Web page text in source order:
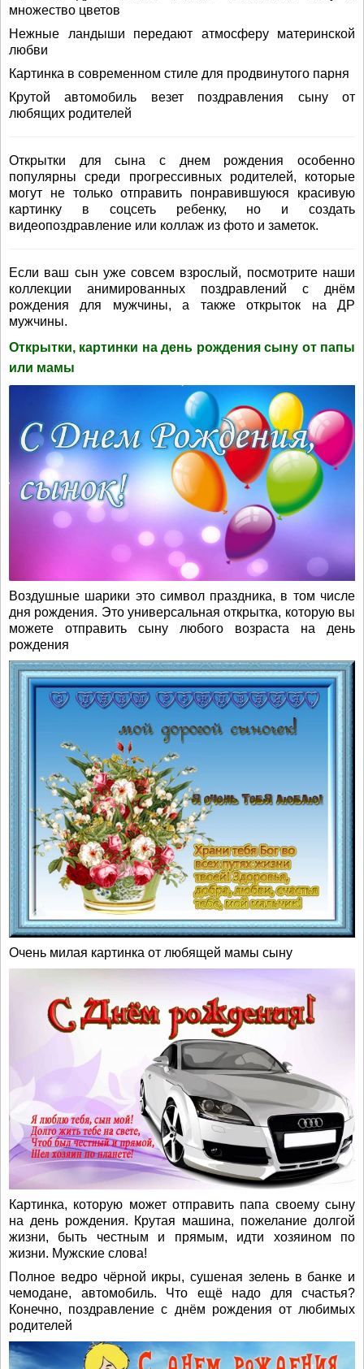
множество цветов
Нежные ландыши передают атмосферу материнской
любви
Картинка в современном стиле для продвинутого парня
Крутой автомобиль везет поздравления сыну от
любящих родителей
Открытки для сына с днем рождения особенно
популярны среди прогрессивных родителей, которые
могут не только отправить понравившуюся красивую
картинку в соцсеть ребенку, но и создать
видеопоздравление или коллаж из фото и заметок.
Если ваш сын уже совсем взрослый, посмотрите наши
коллекции анимированных поздравлений с днём
рождения для мужчины, а также открыток на ДР
мужчины.
Открытки, картинки на день рождения сыну от папы
или мамы
Воздушные шарики это символ праздника, в том числе
дня рождения. Это универсальная открытка, которую вы
можете отправить сыну любого возраста на день
рождения
Очень милая картинка от любящей мамы сыну
Картинка, которую может отправить папа своему сыну
на день рождения. Крутая машина, пожелание долгой
жизни, быть честным и прямым, идти хозяином по
жизни. Мужские слова!
Полное ведро чёрной икры, сушеная зелень в банке и
чемодане, автомобиль. Что ещё надо для счастья?
Конечно, поздравление с днём рождения от любимых
родителей